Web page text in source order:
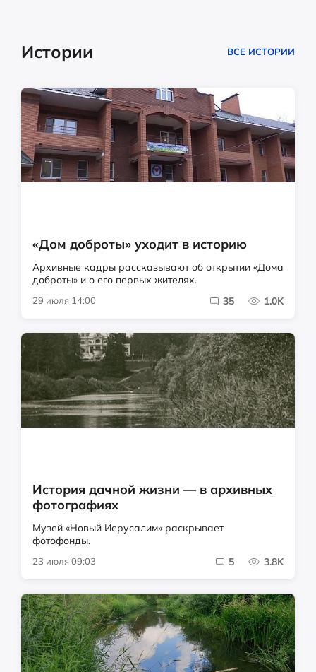
Истории ВСЕ ИСТОРИИ
«Дом доброты» уходит в историю
Архивные кадры рассказывают об открытии «Дома
доброты» и о его первых жителях.
29 июля 14:00 35 1.0K
История дачной жизни — в архивных
фотографиях
Музей «Новый Иерусалим» раскрывает
фотофонды.
23 июля 09:03 5 3.8K